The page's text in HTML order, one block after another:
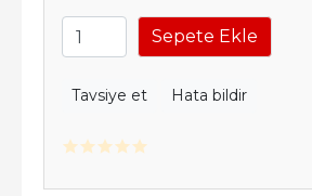
Sepete Ekle
Tavsiye et Hata bildir